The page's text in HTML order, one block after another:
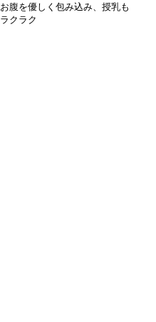
お腹を優しく包み込み、授乳も
ラクラク